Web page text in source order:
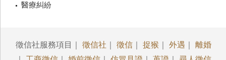
醫療糾紛
徵信社服務項目｜ 徵信社 徵信 捉猴 外遇
離婚